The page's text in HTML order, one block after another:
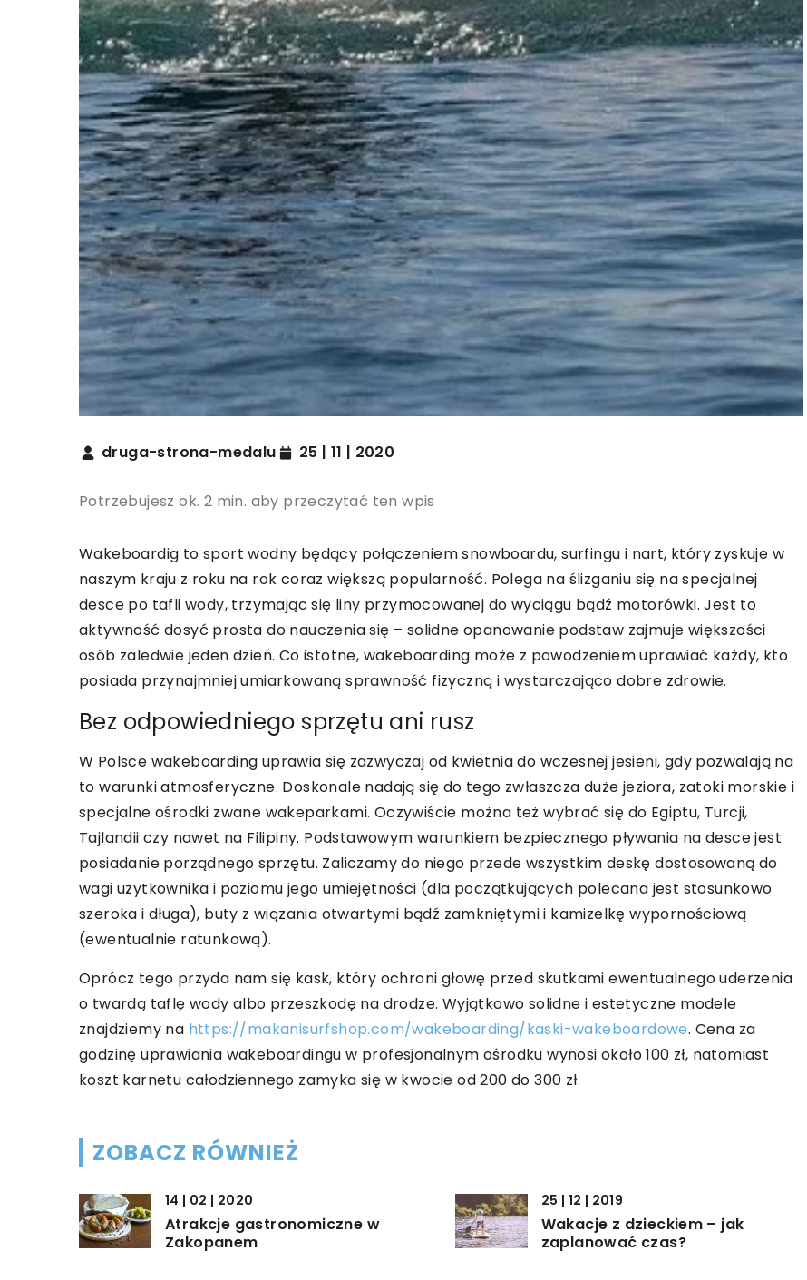
druga-strona-medalu 25 | 11 | 2020
Potrzebujesz ok. 2 min. aby przeczytać ten wpis
Wakeboardig to sport wodny będący połączeniem snowboardu, surfingu i nart, który zyskuje w
naszym kraju z roku na rok coraz większą popularność. Polega na ślizganiu się na specjalnej
desce po tafli wody, trzymając się liny przymocowanej do wyciągu bądź motorówki. Jest to
aktywność dosyć prosta do nauczenia się – solidne opanowanie podstaw zajmuje większości
osób zaledwie jeden dzień. Co istotne, wakeboarding może z powodzeniem uprawiać każdy, kto
posiada przynajmniej umiarkowaną sprawność fizyczną i wystarczająco dobre zdrowie.
Bez odpowiedniego sprzętu ani rusz
W Polsce wakeboarding uprawia się zazwyczaj od kwietnia do wczesnej jesieni, gdy pozwalają na
to warunki atmosferyczne. Doskonale nadają się do tego zwłaszcza duże jeziora, zatoki morskie i
specjalne ośrodki zwane wakeparkami. Oczywiście można też wybrać się do Egiptu, Turcji,
Tajlandii czy nawet na Filipiny. Podstawowym warunkiem bezpiecznego pływania na desce jest
posiadanie porządnego sprzętu. Zaliczamy do niego przede wszystkim deskę dostosowaną do
wagi użytkownika i poziomu jego umiejętności (dla początkujących polecana jest stosunkowo
szeroka i długa), buty z wiązania otwartymi bądź zamkniętymi i kamizelkę wypornościową
(ewentualnie ratunkową).
Oprócz tego przyda nam się kask, który ochroni głowę przed skutkami ewentualnego uderzenia
o twardą taflę wody albo przeszkodę na drodze. Wyjątkowo solidne i estetyczne modele
znajdziemy na https://makanisurfshop.com/wakeboarding/kaski-wakeboardowe. Cena za
godzinę uprawiania wakeboardingu w profesjonalnym ośrodku wynosi około 100 zł, natomiast
koszt karnetu całodziennego zamyka się w kwocie od 200 do 300 zł.
ZOBACZ RÓWNIEŻ
14 | 02 | 2020
Atrakcje gastronomiczne w
Zakopanem
25 | 12 | 2019
Wakacje z dzieckiem – jak
zaplanować czas?